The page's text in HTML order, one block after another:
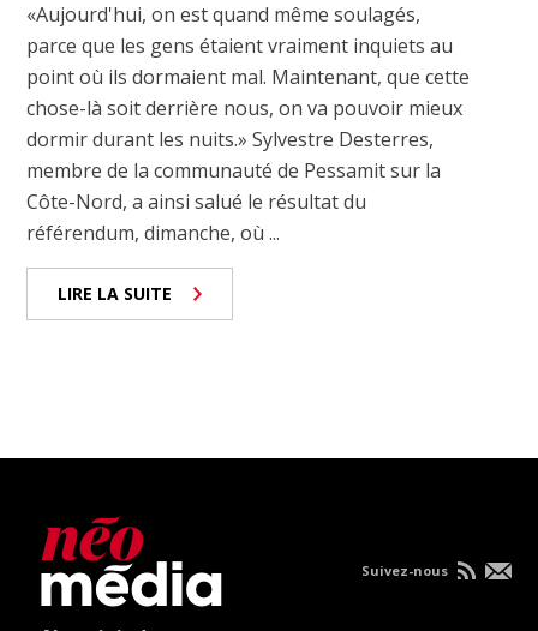
«Aujourd'hui, on est quand même soulagés,
parce que les gens étaient vraiment inquiets au
point où ils dormaient mal. Maintenant, que cette
chose-là soit derrière nous, on va pouvoir mieux
dormir durant les nuits.» Sylvestre Desterres,
membre de la communauté de Pessamit sur la
Côte-Nord, a ainsi salué le résultat du
référendum, dimanche, où ...
LIRE LA SUITE
Suivez-nous